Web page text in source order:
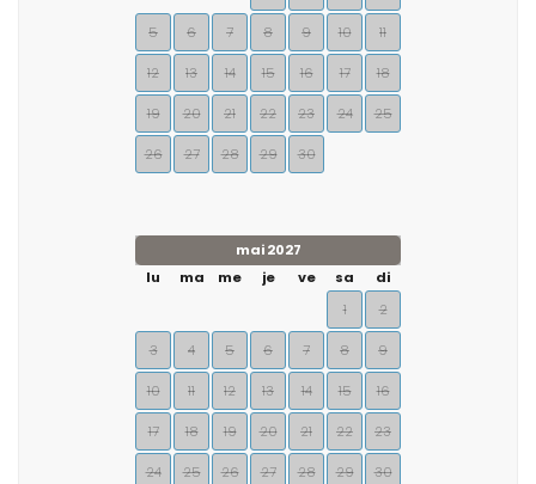
5 6 7 8 9 10 11
12 13 14 15 16 17 18
19 20 21 22 23 24 25
26 27 28 29 30
mai 2027
lu
ma me je ve sa
di
1
2
3 4 5 6 7 8 9
10 11 12 13 14 15 16
17 18 19 20 21 22 23
24 25 26 27 28 29 30